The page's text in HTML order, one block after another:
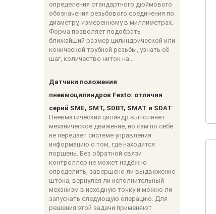
определения стандартного дюймового
обозначения резьбового соединения по
диаметру, измеренному в миллиметрах.
Форма позволяет подобрать
ближайший размер цилиндрической или
конической трубной резьбы, узнать её
шаг, количество ниток на...
Датчики положения
пневмоцилиндров Festo: отличия
серий SME, SMT, SDBT, SMAT и SDAT
Пневматический цилиндр выполняет
механическое движение, но сам по себе
не передаёт системе управления
информацию о том, где находится
поршень. Без обратной связи
контроллер не может надёжно
определить, завершено ли выдвижение
штока, вернулся ли исполнительный
механизм в исходную точку и можно ли
запускать следующую операцию. Для
решения этой задачи применяют